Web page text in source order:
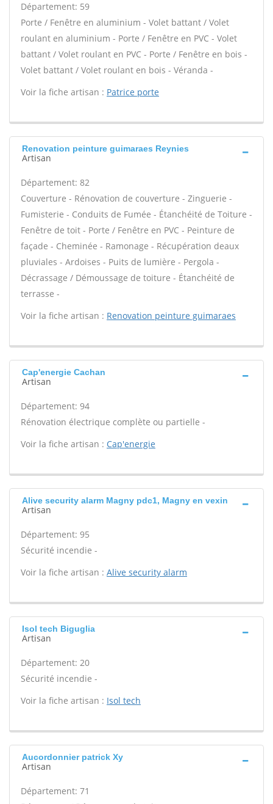
Département: 59
Porte / Fenêtre en aluminium - Volet battant / Volet
roulant en aluminium - Porte / Fenêtre en PVC - Volet
battant / Volet roulant en PVC - Porte / Fenêtre en bois -
Volet battant / Volet roulant en bois - Véranda -
Voir la fiche artisan : Patrice porte
Renovation peinture guimaraes Reynies
Artisan
Département: 82
Couverture - Rénovation de couverture - Zinguerie -
Fumisterie - Conduits de Fumée - Étanchéité de Toiture -
Fenêtre de toit - Porte / Fenêtre en PVC - Peinture de
façade - Cheminée - Ramonage - Récupération deaux
pluviales - Ardoises - Puits de lumière - Pergola -
Décrassage / Démoussage de toiture - Étanchéité de
terrasse -
Voir la fiche artisan : Renovation peinture guimaraes
Cap'energie Cachan
Artisan
Département: 94
Rénovation électrique complète ou partielle -
Voir la fiche artisan : Cap'energie
Alive security alarm Magny pdc1, Magny en vexin
Artisan
Département: 95
Sécurité incendie -
Voir la fiche artisan : Alive security alarm
Isol tech Biguglia
Artisan
Département: 20
Sécurité incendie -
Voir la fiche artisan : Isol tech
Aucordonnier patrick Xy
Artisan
Département: 71